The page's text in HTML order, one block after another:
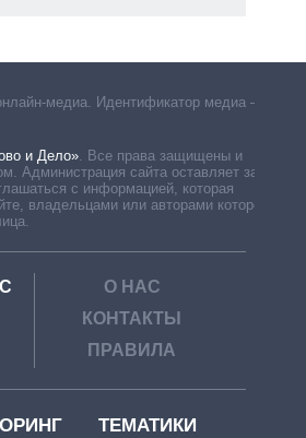
медиа. Идентификатор медиа –
и Дело». Все права защищены и
Администрация сайта оставляет за
с информацией, которая
владельцами или авторами которой
О НАС
КОНТАКТЫ
ПРАВИЛА
ТЕМАТИКИ